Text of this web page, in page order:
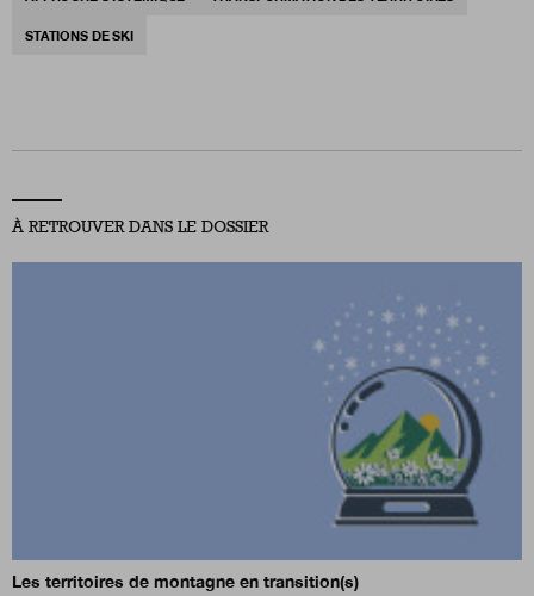
STATIONS DE SKI
À RETROUVER DANS LE DOSSIER
Les territoires de montagne en transition(s)